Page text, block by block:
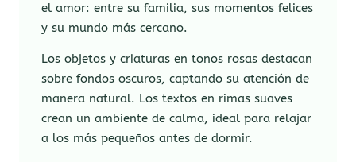
el amor: entre su familia, sus momentos felices
y su mundo más cercano.
Los objetos y criaturas en tonos rosas destacan
sobre fondos oscuros, captando su atención de
manera natural. Los textos en rimas suaves
crean un ambiente de calma, ideal para relajar
a los más pequeños antes de dormir.